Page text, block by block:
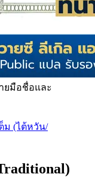
ยมือชื่อและ
ม (ไต้หวัน/